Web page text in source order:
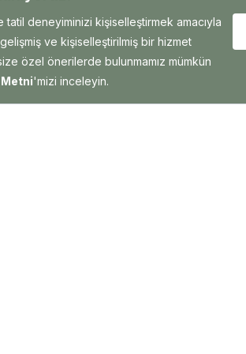
Yetişkin